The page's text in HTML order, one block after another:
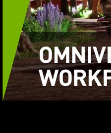
Workflow
getestet, um die beste
damit deiner